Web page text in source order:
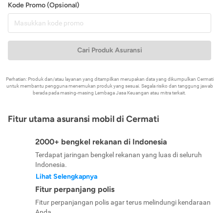
Kode Promo (Opsional)
Cari Produk Asuransi
Perhatian: Produk dan/atau layanan yang ditampilkan merupakan data yang dikumpulkan Cermati
untuk membantu pengguna menemukan produk yang sesuai. Segala risiko dan tanggung jawab
berada pada masing-masing Lembaga Jasa Keuangan atau mitra terkait.
Fitur utama asuransi mobil di Cermati
2000+ bengkel rekanan di Indonesia
Terdapat jaringan bengkel rekanan yang luas di seluruh
Indonesia.
Lihat Selengkapnya
Fitur perpanjang polis
Fitur perpanjangan polis agar terus melindungi kendaraan